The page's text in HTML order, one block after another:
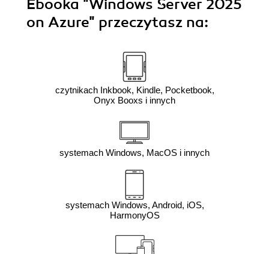
Ebooka "Windows Server 2025
on Azure" przeczytasz na:
czytnikach Inkbook, Kindle, Pocketbook,
Onyx Booxs i innych
systemach Windows, MacOS i innych
systemach Windows, Android, iOS,
HarmonyOS